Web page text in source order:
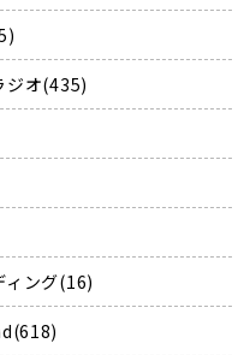
ジオ(435)
ィング(16)